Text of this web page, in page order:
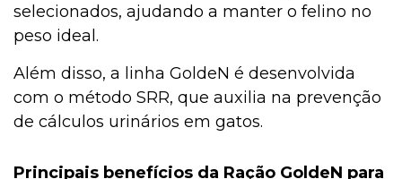
selecionados, ajudando a manter o felino no
peso ideal.
Além disso, a linha GoldeN é desenvolvida
com o método SRR, que auxilia na prevenção
de cálculos urinários em gatos.
Principais benefícios da Ração GoldeN para